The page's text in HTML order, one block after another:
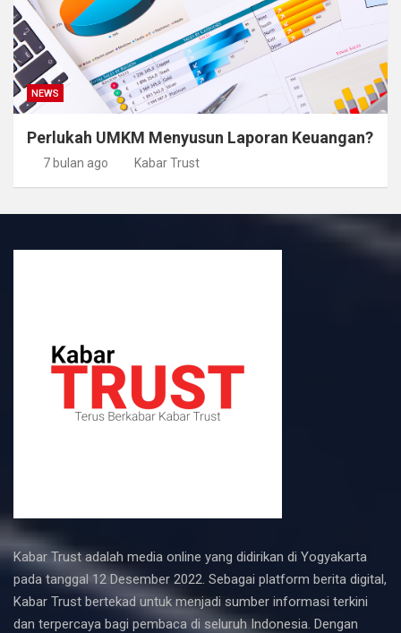
NEWS
Perlukah UMKM Menyusun Laporan Keuangan?
7 bulan ago Kabar Trust
Kabar Trust adalah media online yang didirikan di Yogyakarta
pada tanggal 12 Desember 2022. Sebagai platform berita digital,
Kabar Trust bertekad untuk menjadi sumber informasi terkini
dan terpercaya bagi pembaca di seluruh Indonesia. Dengan